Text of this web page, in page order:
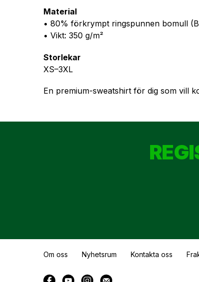
Material
• 80% förkrympt ringspunnen bomull
• Vikt: 350 g/m²
Storlekar
XS–3XL
En premium-sweatshirt för dig som vill
Om oss Nyhetsrum Kontakta oss